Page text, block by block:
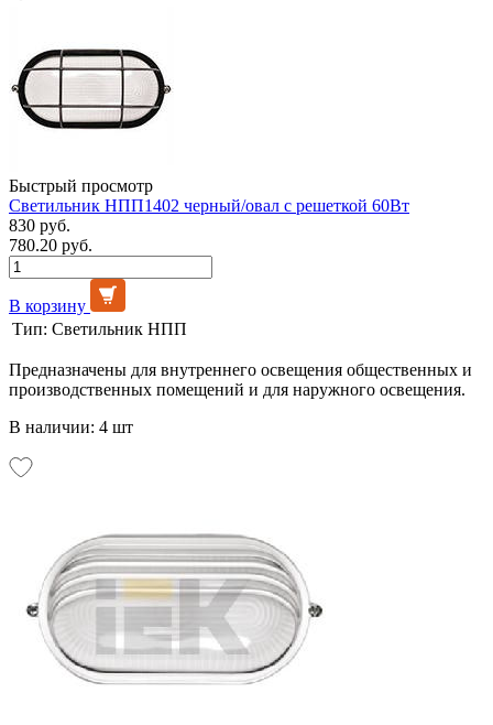
Быстрый просмотр
Светильник НПП1402 черный/овал с решеткой 60Вт
830 руб.
780.20 руб.
В корзину
Тип: Светильник НПП
Предназначены для внутреннего освещения общественных и
производственных помещений и для наружного освещения.
В наличии: 4 шт